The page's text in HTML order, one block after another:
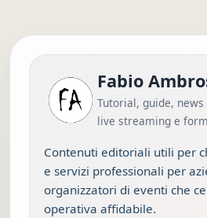
Fabio
Tutorial, guide,
live streaming e
Contenuti editoriali utili per
e servizi professionali per
organizzatori di eventi che
operativa affidabile.